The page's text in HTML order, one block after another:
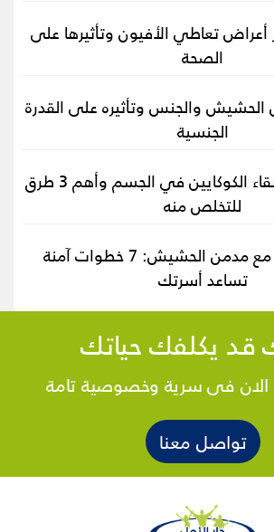
أبرز أعراض تعاطي الأفيون وتأثيرها على
الصحة
الحشيش والجنس وتأثيره على القدرة
الجنسية
تعرف على مدة بقاء الكوكايين في الجسم وأهم 3 طرق
للتخلص منه
كيفية التعامل مع مدمن الحشيش: 7 خطوات آمنة
تساعد أسرتك
قد يكلفك حياتك
الان فى سرية وخصوصية تامة
تواصل معنا